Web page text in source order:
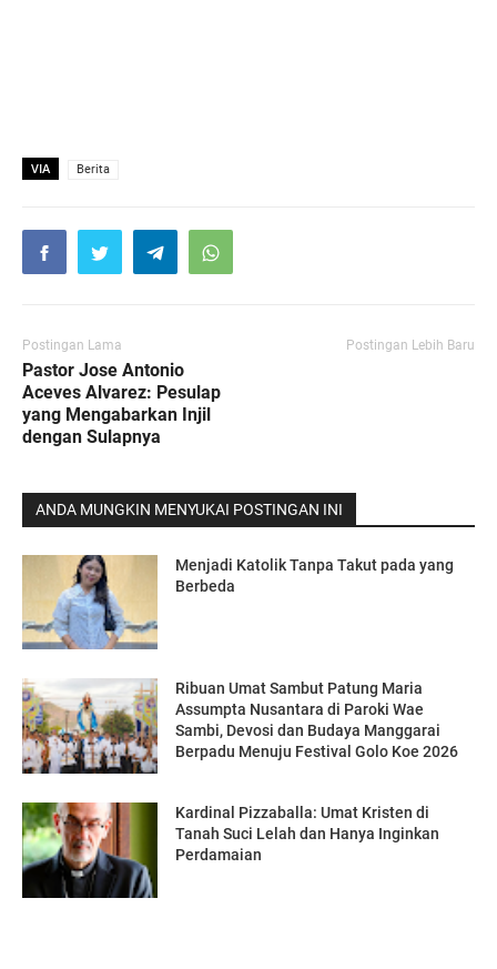
VIA Berita
Postingan Lama
Pastor Jose Antonio
Aceves Alvarez: Pesulap
yang Mengabarkan Injil
dengan Sulapnya
Postingan Lebih Baru
ANDA MUNGKIN MENYUKAI POSTINGAN INI
Menjadi Katolik Tanpa Takut pada yang
Berbeda
Ribuan Umat Sambut Patung Maria
Assumpta Nusantara di Paroki Wae
Sambi, Devosi dan Budaya Manggarai
Berpadu Menuju Festival Golo Koe 2026
Kardinal Pizzaballa: Umat Kristen di
Tanah Suci Lelah dan Hanya Inginkan
Perdamaian